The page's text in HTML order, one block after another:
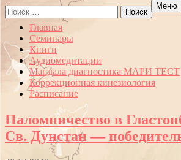
Search
for:
Меню
Перейти
содержанию
Главная
Семинары
Книги
Аудиомедитации
Мандала диагностика МАРИ ТЕСТ
Коррекционная кинезиология
Расписание
Паломничество в
Св. Дунстан —